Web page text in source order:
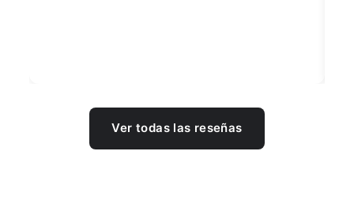
Ver todas las reseñas